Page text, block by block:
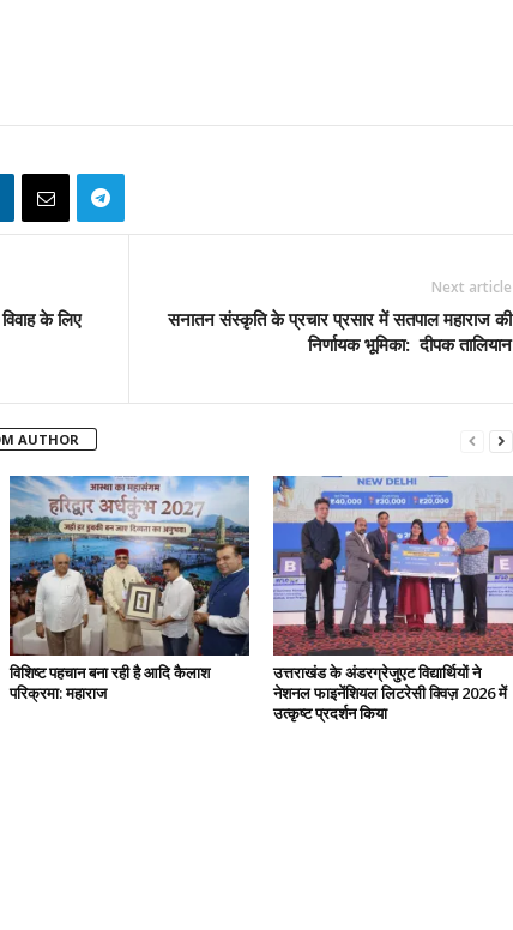
के लिए
Next article
सनातन संस्कृति के प्रचार प्रसार में सतपाल महाराज की
निर्णायक भूमिका: दीपक तालियान
AUTHOR
विशिष्ट पहचान बना रही है आदि कैलाश
परिक्रमा: महाराज
उत्तराखंड के अंडरग्रेजुएट विद्यार्थियों ने
नेशनल फाइनेंशियल लिटरेसी क्विज़ 2026 में
उत्कृष्ट प्रदर्शन किया